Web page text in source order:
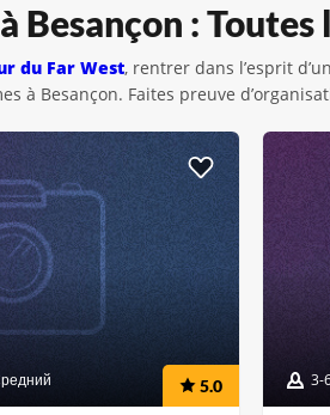
Besançon : Toutes
du Far West, rentrer dans l’esprit
à Besançon. Faites preuve
5.0 3-